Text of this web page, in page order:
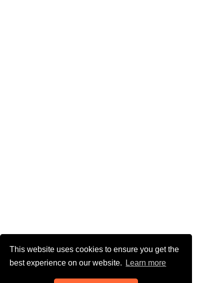
This website uses cookies to ensure you get the
best experience on our website.
Learn more